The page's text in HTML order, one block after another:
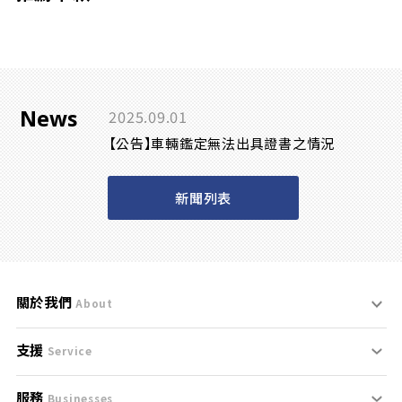
News 2025.09.01
【公告】車輛鑑定無法出具證書之情況
新聞列表
關於我們 About
刊登規範
支援 Service
服務 Businesses